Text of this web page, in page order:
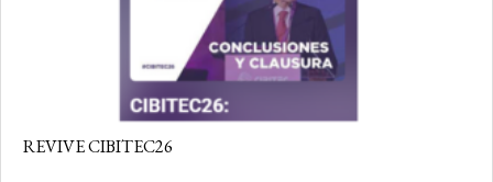
REVIVE CIBITEC26